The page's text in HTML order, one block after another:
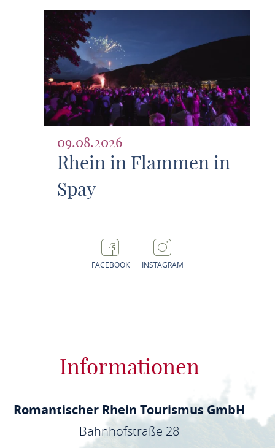
09.08.2026
Rhein in Flammen in
Spay
FACEBOOK INSTAGRAM
Informationen
Romantischer Rhein Tourismus GmbH
Bahnhofstraße 28